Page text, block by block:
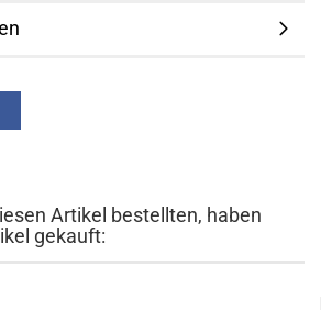
Artikel bestellten, haben
gekauft: